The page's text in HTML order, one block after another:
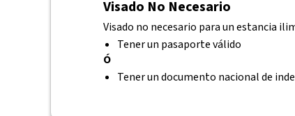
Visado No Necesario
Visado no necesario para un estancia
Tener un pasaporte válido
Ó
Tener un documento nacional de